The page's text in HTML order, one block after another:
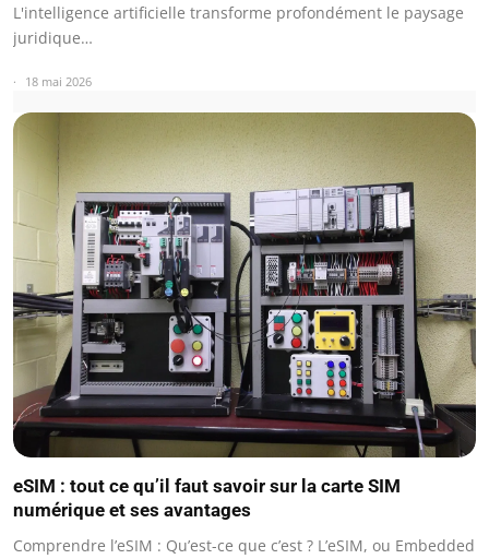
L'intelligence artificielle transforme profondément le paysage
juridique…
18 mai 2026
eSIM : tout ce qu’il faut savoir sur la carte SIM
numérique et ses avantages
Comprendre l’eSIM : Qu’est-ce que c’est ? L’eSIM, ou Embedded